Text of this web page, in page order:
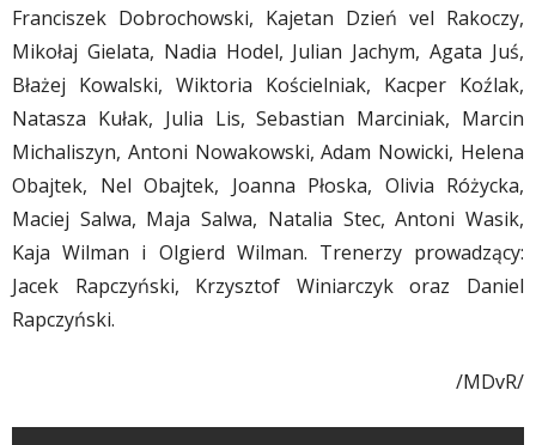
Franciszek Dobrochowski, Kajetan Dzień vel Rakoczy,
Mikołaj Gielata, Nadia Hodel, Julian Jachym, Agata Juś,
Błażej Kowalski, Wiktoria Kościelniak, Kacper Koźlak,
Natasza Kułak, Julia Lis, Sebastian Marciniak, Marcin
Michaliszyn, Antoni Nowakowski, Adam Nowicki, Helena
Obajtek, Nel Obajtek, Joanna Płoska, Olivia Różycka,
Maciej Salwa, Maja Salwa, Natalia Stec, Antoni Wasik,
Kaja Wilman i Olgierd Wilman. Trenerzy prowadzący:
Jacek Rapczyński, Krzysztof Winiarczyk oraz Daniel
Rapczyński.
/MDvR/